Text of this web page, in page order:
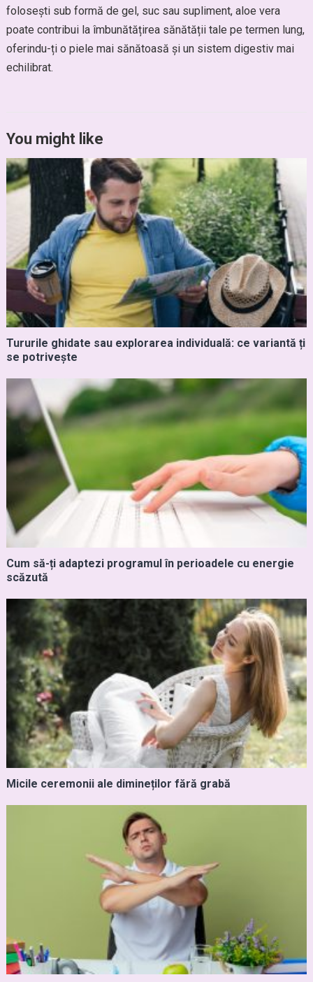
folosești sub formă de gel, suc sau supliment, aloe vera
poate contribui la îmbunătățirea sănătății tale pe termen lung,
oferindu-ți o piele mai sănătoasă și un sistem digestiv mai
echilibrat.
You might like
Tururile ghidate sau explorarea individuală: ce variantă ți
se potrivește
Cum să-ți adaptezi programul în perioadele cu energie
scăzută
Micile ceremonii ale dimineților fără grabă